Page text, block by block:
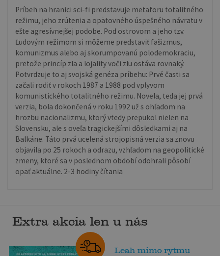
Príbeh na hranici sci-fi predstavuje metaforu totalitného
režimu, jeho zrútenia a opätovného úspešného návratu v
ešte agresívnejšej podobe. Pod ostrovom a jeho tzv.
Ľudovým režimom si môžeme predstaviť fašizmus,
komunizmus alebo aj skorumpovanú polodemokraciu,
pretože princíp zla a lojality voči zlu ostáva rovnaký.
Potvrdzuje to aj svojská genéza príbehu: Prvé časti sa
začali rodiť v rokoch 1987 a 1988 pod vplyvom
komunistického totalitného režimu. Novela, teda jej prvá
verzia, bola dokončená v roku 1992 už s ohľadom na
hrozbu nacionalizmu, ktorý vtedy prepukol nielen na
Slovensku, ale s oveľa tragickejšími dôsledkami aj na
Balkáne. Táto prvá ucelená strojopisná verzia sa znovu
objavila po 25 rokoch a odrazu, vzhľadom na geopolitické
zmeny, ktoré sa v poslednom období odohrali pôsobí
opäť aktuálne. 2-3 hodiny čítania
Extra akcia len u nás
Leah mimo rytmu